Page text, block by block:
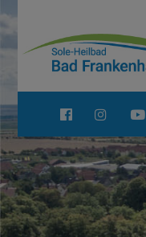
Quick Links: